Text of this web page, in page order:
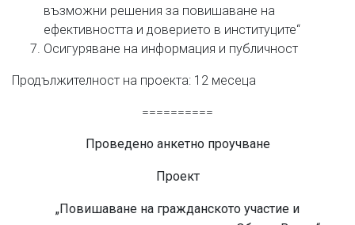
възможни решения за повишаване на
ефективността и доверието в институците“
Осигуряване на информация и публичност
Продължителност на проекта: 12 месеца
==========
Проведено анкетно проучване
Проект
„Повишаване на гражданското участие и